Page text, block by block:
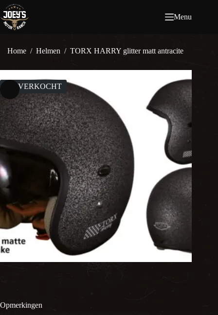
naar
de
inhoud
Menu
Home / Helmen / TORX HARRY glitter matt antracite
UITVERKOCHT
Opmerkingen